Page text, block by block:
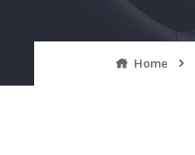
Home